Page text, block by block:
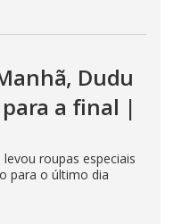
Dudu
a final |
roupas especiais
para o último dia